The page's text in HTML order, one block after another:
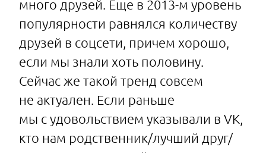
много друзей. Еще в 2013-м уровень
популярности равнялся количеству
друзей в соцсети, причем хорошо,
если мы знали хоть половину.
Сейчас же такой тренд совсем
не актуален. Если раньше
мы с удовольствием указывали в VK,
кто нам родственник/лучший друг/